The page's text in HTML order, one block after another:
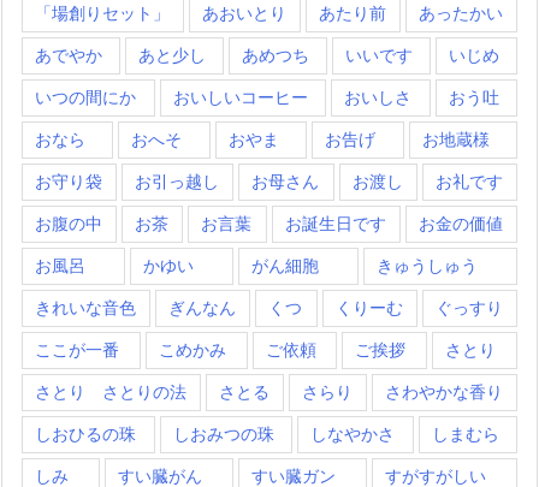
「場創りセット」 あおいとり あたり前 あったかい
あでやか あと少し あめつち いいです いじめ
いつの間にか おいしいコーヒー おいしさ おう吐
おなら おへそ おやま お告げ お地蔵様
お守り袋 お引っ越し お母さん お渡し お礼です
お腹の中 お茶 お言葉 お誕生日です お金の価値
お風呂 かゆい がん細胞 きゅうしゅう
きれいな音色 ぎんなん くつ くりーむ ぐっすり
ここが一番 こめかみ ご依頼 ご挨拶 さとり
さとり さとりの法 さとる さらり さわやかな香り
しおひるの珠 しおみつの珠 しなやかさ しまむら
しみ すい臓がん すい臓ガン すがすがしい